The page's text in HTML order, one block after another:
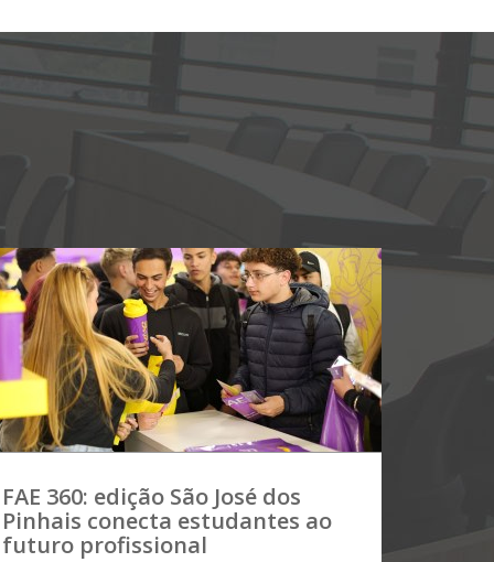
FAE 360: edição São José dos
Pinhais conecta estudantes ao
futuro profissional